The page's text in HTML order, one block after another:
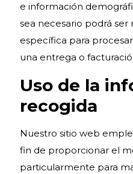
e información
sea necesario podrá
específica para
una entrega o
Uso de la
recogida
Nuestro sitio web
fin de proporcionar el
particularmente para